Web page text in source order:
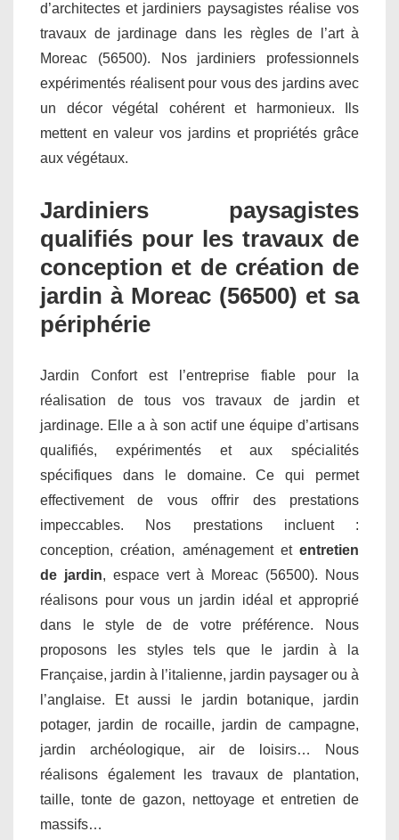
d’architectes et jardiniers paysagistes réalise vos
travaux de jardinage dans les règles de l’art à
Moreac (56500). Nos jardiniers professionnels
expérimentés réalisent pour vous des jardins avec
un décor végétal cohérent et harmonieux. Ils
mettent en valeur vos jardins et propriétés grâce
aux végétaux.
Jardiniers paysagistes
qualifiés pour les travaux de
conception et de création de
jardin à Moreac (56500) et sa
périphérie
Jardin Confort est l’entreprise fiable pour la
réalisation de tous vos travaux de jardin et
jardinage. Elle a à son actif une équipe d’artisans
qualifiés, expérimentés et aux spécialités
spécifiques dans le domaine. Ce qui permet
effectivement de vous offrir des prestations
impeccables. Nos prestations incluent :
conception, création, aménagement et entretien
de jardin, espace vert à Moreac (56500). Nous
réalisons pour vous un jardin idéal et approprié
dans le style de de votre préférence. Nous
proposons les styles tels que le jardin à la
Française, jardin à l’italienne, jardin paysager ou à
l’anglaise. Et aussi le jardin botanique, jardin
potager, jardin de rocaille, jardin de campagne,
jardin archéologique, air de loisirs… Nous
réalisons également les travaux de plantation,
taille, tonte de gazon, nettoyage et entretien de
massifs…